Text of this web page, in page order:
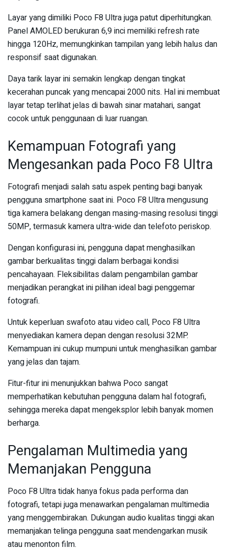
Layar yang dimiliki Poco F8 Ultra juga patut diperhitungkan.
Panel AMOLED berukuran 6,9 inci memiliki refresh rate
hingga 120Hz, memungkinkan tampilan yang lebih halus dan
responsif saat digunakan.
Daya tarik layar ini semakin lengkap dengan tingkat
kecerahan puncak yang mencapai 2000 nits. Hal ini membuat
layar tetap terlihat jelas di bawah sinar matahari, sangat
cocok untuk penggunaan di luar ruangan.
Kemampuan Fotografi yang
Mengesankan pada Poco F8 Ultra
Fotografi menjadi salah satu aspek penting bagi banyak
pengguna smartphone saat ini. Poco F8 Ultra mengusung
tiga kamera belakang dengan masing-masing resolusi tinggi
50MP, termasuk kamera ultra-wide dan telefoto periskop.
Dengan konfigurasi ini, pengguna dapat menghasilkan
gambar berkualitas tinggi dalam berbagai kondisi
pencahayaan. Fleksibilitas dalam pengambilan gambar
menjadikan perangkat ini pilihan ideal bagi penggemar
fotografi.
Untuk keperluan swafoto atau video call, Poco F8 Ultra
menyediakan kamera depan dengan resolusi 32MP.
Kemampuan ini cukup mumpuni untuk menghasilkan gambar
yang jelas dan tajam.
Fitur-fitur ini menunjukkan bahwa Poco sangat
memperhatikan kebutuhan pengguna dalam hal fotografi,
sehingga mereka dapat mengeksplor lebih banyak momen
berharga.
Pengalaman Multimedia yang
Memanjakan Pengguna
Poco F8 Ultra tidak hanya fokus pada performa dan
fotografi, tetapi juga menawarkan pengalaman multimedia
yang menggembirakan. Dukungan audio kualitas tinggi akan
memanjakan telinga pengguna saat mendengarkan musik
atau menonton film.